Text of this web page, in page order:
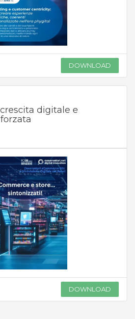
DOWNLOAD
digitale e
DOWNLOAD